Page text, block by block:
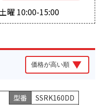
曜 10:00-15:00
型番 SSRK160DD